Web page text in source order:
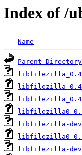
Index of /
Name
Parent Directory
libfilezilla-
libfilezilla-